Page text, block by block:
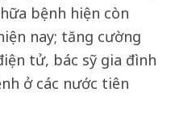
bệnh hiện còn
nay; tăng cường
tử, bác sỹ gia đình
ở các nước tiên